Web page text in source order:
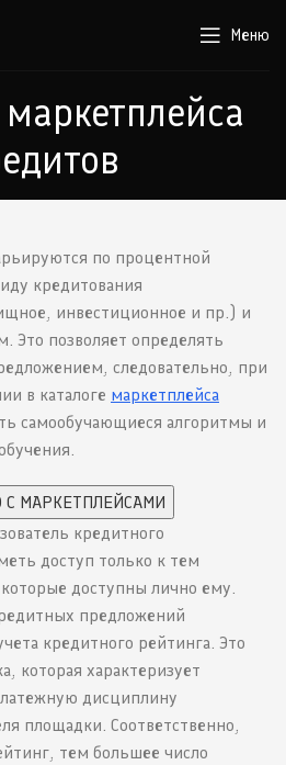
Меню
по процентной
кредитования
инвестиционное и пр.) и
Это позволяет определять
следовательно, при
в каталоге маркетплейса
самообучающиеся алгоритмы и
С МАРКЕТПЛЕЙСАМИ
кредитного
доступ только к тем
доступны лично ему.
предложений
кредитного рейтинга. Это
которая характеризует
дисциплину
площадки. Соответственно,
тем большее число